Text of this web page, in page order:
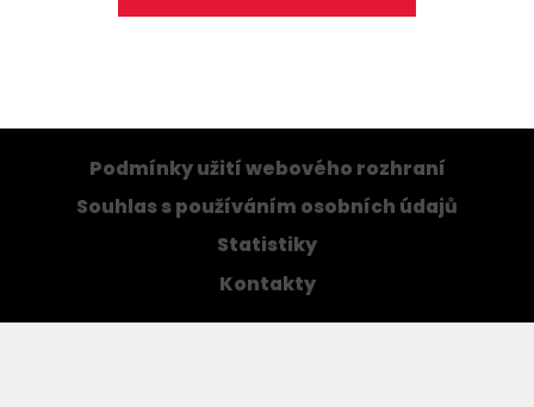
Podmínky užití webového rozhraní
Souhlas s používáním osobních údajů
Statistiky
Kontakty